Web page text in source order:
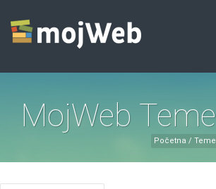
MojWeb Teme
Početna / Teme